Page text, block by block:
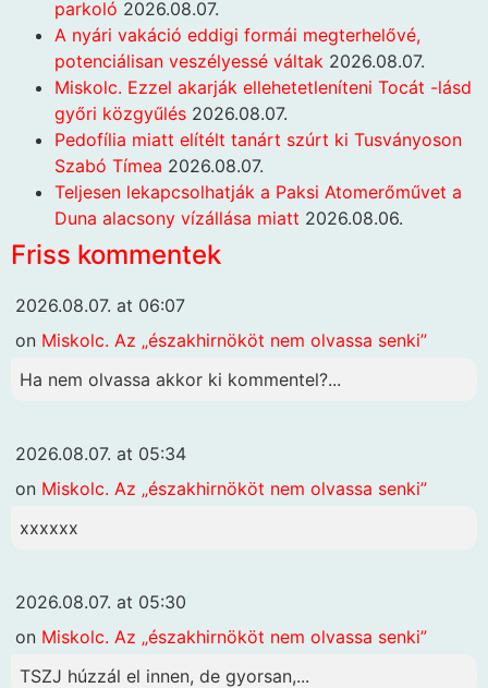
parkoló 2026.08.07.
A nyári vakáció eddigi formái megterhelővé,
potenciálisan veszélyessé váltak 2026.08.07.
Miskolc. Ezzel akarják ellehetetleníteni Tocát -lásd
győri közgyűlés 2026.08.07.
Pedofília miatt elítélt tanárt szúrt ki Tusványoson
Szabó Tímea 2026.08.07.
Teljesen lekapcsolhatják a Paksi Atomerőművet a
Duna alacsony vízállása miatt 2026.08.06.
Friss kommentek
2026.08.07. at 06:07
on Miskolc. Az „északhirnököt nem olvassa senki”
Ha nem olvassa akkor ki kommentel?...
2026.08.07. at 05:34
on Miskolc. Az „északhirnököt nem olvassa senki”
xxxxxx
2026.08.07. at 05:30
on Miskolc. Az „északhirnököt nem olvassa senki”
TSZJ húzzál el innen, de gyorsan,...